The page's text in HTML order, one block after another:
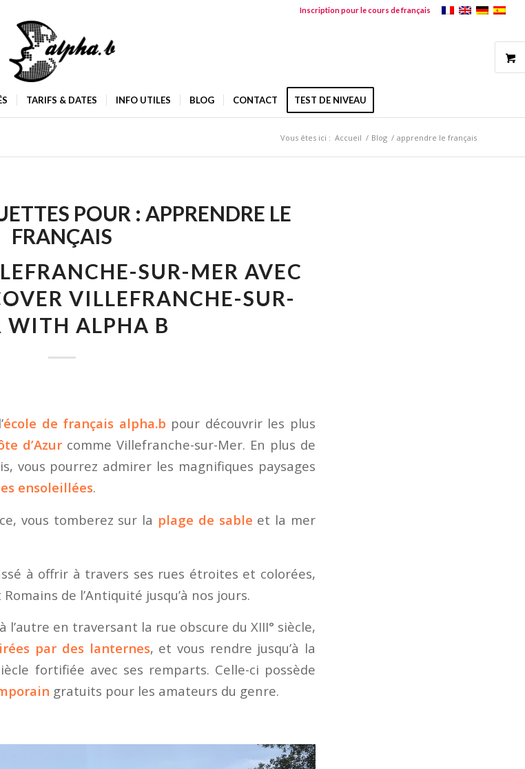
Inscription pour le cours de français
TARIFS & DATES INFO UTILES BLOG CONTACT TEST DE NIVEAU
Vous êtes ici : Accueil / Blog / apprendre le français
POUR : APPRENDRE LE
FRANÇAIS
SUR-MER AVEC
VILLEFRANCHE-SUR-
WITH ALPHA B
école de français alpha.b pour découvrir les plus
d’Azur comme Villefranche-sur-Mer. En plus de
vous pourrez admirer les magnifiques paysages
ensoleillées.
vous tomberez sur la plage de sable et la mer
à offrir à travers ses rues étroites et colorées,
de l’Antiquité jusqu’à nos jours.
l’autre en traversant la rue obscure du XIII° siècle,
par des lanternes, et vous rendre jusqu’à la
fortifiée avec ses remparts. Celle-ci possède
gratuits pour les amateurs du genre.